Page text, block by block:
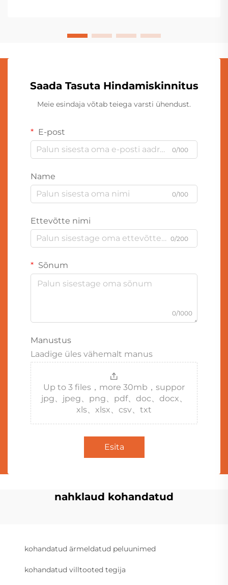
Saada Tasuta Hindamiskinnitus
Meie esindaja võtab teiega varsti ühendust.
E-post
0/100
Name
0/100
Ettevõtte nimi
0/200
Sõnum
0/1000
Manustus
Laadige üles vähemalt manus
Up to 3 files，more 30mb，suppor
jpg、jpeg、png、pdf、doc、docx、
xls、xlsx、csv、txt
Esita
nahklaud kohandatud
kohandatud ärmeldatud peluunimed
kohandatud villtooted tegija